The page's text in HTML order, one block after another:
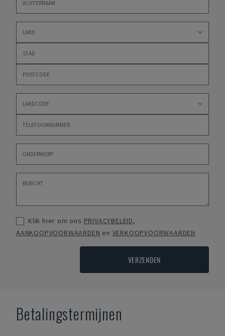
Klik hier om ons PRIVACYBELEID,
AANKOOPVOORWAARDEN en VERKOOPVOORWAARDEN
VERZENDEN
Betalingstermijnen